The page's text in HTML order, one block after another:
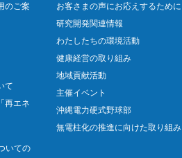
のご案
て
再エネ
いての
お客さまの声にお応えするために
研究開発関連情報
わたしたちの環境活動
健康経営の取り組み
地域貢献活動
主催イベント
沖縄電力硬式野球部
無電柱化の推進に向けた取り組み